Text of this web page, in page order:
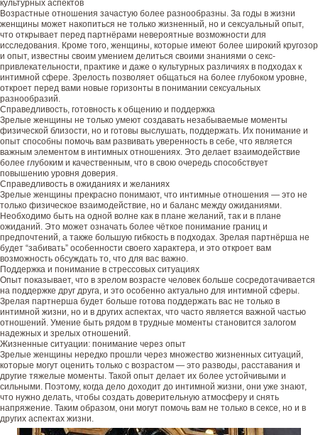
культурных аспектов
Возрастные отношения зачастую более разнообразны. За годы в жизни
женщины может накопиться не только жизненный, но и сексуальный опыт,
что открывает перед партнёрами невероятные возможности для
исследования. Кроме того, женщины, которые имеют более широкий кругозор
и опыт, известны своим умением делиться своими знаниями о секс-
привлекательности, практике и даже о культурных различиях в подходах к
интимной сфере. Зрелость позволяет общаться на более глубоком уровне,
откроет перед вами новые горизонты в понимании сексуальных
разнообразий.
Справедливость, готовность к общению и поддержка
Зрелые женщины не только умеют создавать незабываемые моменты
физической близости, но и готовы выслушать, поддержать. Их понимание и
опыт способны помочь вам развивать уверенность в себе, что является
важным элементом в интимных отношениях. Это делает взаимодействие
более глубоким и качественным, что в свою очередь способствует
повышению уровня доверия.
Справедливость в ожиданиях и желаниях
Зрелые женщины прекрасно понимают, что интимные отношения — это не
только физическое взаимодействие, но и баланс между ожиданиями.
Необходимо быть на одной волне как в плане желаний, так и в плане
ожиданий. Это может означать более чёткое понимание границ и
предпочтений, а также большую гибкость в подходах. Зрелая партнёрша не
будет “забивать” особенности своего характера, и это откроет вам
возможность обсуждать то, что для вас важно.
Поддержка и понимание в стрессовых ситуациях
Опыт показывает, что в зрелом возрасте человек больше сосредотачивается
на поддержке друг друга, и это особенно актуально для интимной сферы.
Зрелая партнерша будет больше готова поддержать вас не только в
интимной жизни, но и в других аспектах, что часто является важной частью
отношений. Умение быть рядом в трудные моменты становится залогом
надежных и зрелых отношений.
Жизненные ситуации: понимание через опыт
Зрелые женщины нередко прошли через множество жизненных ситуаций,
которые могут оценить только с возрастом — это разводы, расставания и
другие тяжелые моменты. Такой опыт делает их более устойчивыми и
сильными. Поэтому, когда дело доходит до интимной жизни, они уже знают,
что нужно делать, чтобы создать доверительную атмосферу и снять
напряжение. Таким образом, они могут помочь вам не только в сексе, но и в
других аспектах жизни.